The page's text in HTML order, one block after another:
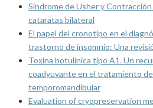
Síndrome de Usher y
cataratas bilateral
El papel del cronotipo en el
trastorno de insomnio: Una
Toxina botulínica tipo A1. Un
coadyuvante en el tratamiento
temporomandibular
Evaluation of cryopreservation